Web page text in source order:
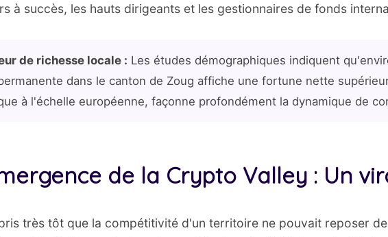
à succès, les hauts dirigeants et les gestionnaires de fonds
de richesse locale : Les études démographiques indiquent
dans le canton de Zoug affiche une fortune nette
à l'échelle européenne, façonne profondément la dynamique de
de la Crypto Valley : Un
très tôt que la compétitivité d'un territoire ne pouvait reposer